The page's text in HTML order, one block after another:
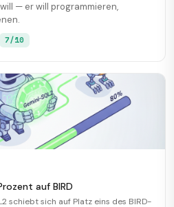
— er will programmieren,
7/10
auf BIRD
schiebt sich auf Platz eins des BIRD-